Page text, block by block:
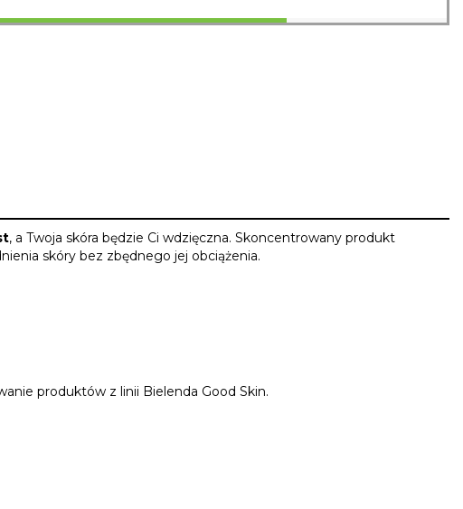
, a Twoja skóra będzie Ci wdzięczna. Skoncentrowany produkt
skóry bez zbędnego jej obciążenia.
produktów z linii Bielenda Good Skin.